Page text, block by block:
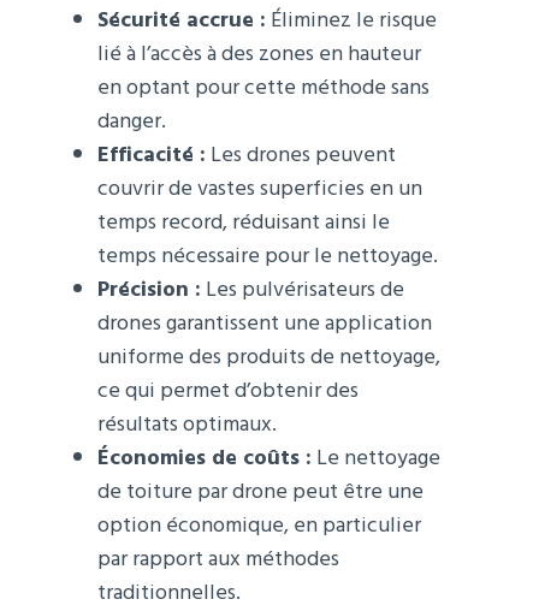
Sécurité accrue : Éliminez le risque
lié à l’accès à des zones en hauteur
en optant pour cette méthode sans
danger.
Efficacité : Les drones peuvent
couvrir de vastes superficies en un
temps record, réduisant ainsi le
temps nécessaire pour le nettoyage.
Précision : Les pulvérisateurs de
drones garantissent une application
uniforme des produits de nettoyage,
ce qui permet d’obtenir des
résultats optimaux.
Économies de coûts : Le nettoyage
de toiture par drone peut être une
option économique, en particulier
par rapport aux méthodes
traditionnelles.